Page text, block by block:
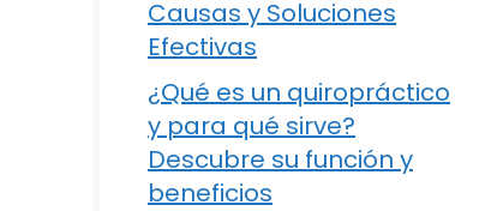
Causas y Soluciones
Efectivas
¿Qué es un quiropráctico
y para qué sirve?
Descubre su función y
beneficios